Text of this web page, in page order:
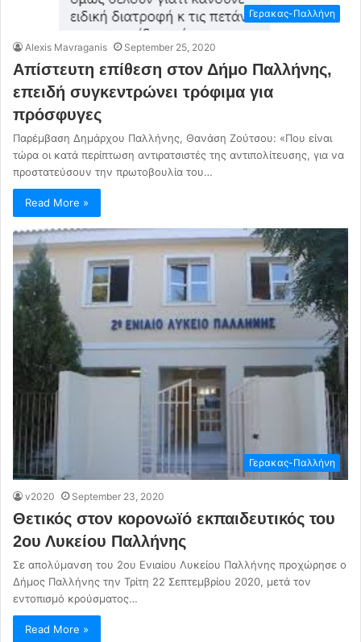
Γερακας-Παλλήνη
Alexis Mavraganis September 25, 2020
Απίστευτη επίθεση στον Δήμο Παλλήνης,
επειδή συγκεντρώνει τρόφιμα για
πρόσφυγες
Παρέμβαση Δημάρχου Παλλήνης, Θανάση Ζούτσου: «Που είναι
τώρα οι κατά περίπτωση αντιρατσιστές της αντιπολίτευσης, για να
προστατεύσουν την πρωτοβουλία του…
Read More »
Γερακας-Παλλήνη
v2020 September 23, 2020
Θετικός στον κορονωϊό εκπαιδευτικός του
2ου Λυκείου Παλλήνης
Σε απολύμανση του 2ου Ενιαίου Λυκείου Παλλήνης προχώρησε ο
Δήμος Παλλήνης την Τρίτη 22 Σεπτεμβρίου 2020, μετά τον
εντοπισμό κρούσματος…
Read More »